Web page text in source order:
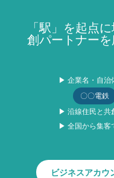
「駅」を起点
創パートナーを
▶ 企業名・自治
〇〇電鉄
▶ 沿線住民と共
▶ 全国から集客
ビジネスアカウ